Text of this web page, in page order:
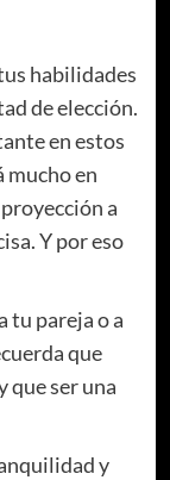
habilidades
de elección.
en estos
en
a
Y por eso
tu pareja o a
que
que ser una
y